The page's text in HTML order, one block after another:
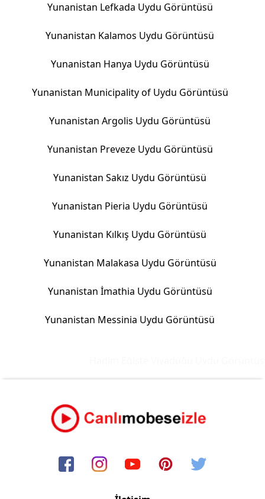
Yunanistan Lefkada Uydu Görüntüsü
Yunanistan Kalamos Uydu Görüntüsü
Yunanistan Hanya Uydu Görüntüsü
Yunanistan Municipality of Uydu Görüntüsü
Yunanistan Argolis Uydu Görüntüsü
Yunanistan Preveze Uydu Görüntüsü
Yunanistan Sakız Uydu Görüntüsü
Yunanistan Pieria Uydu Görüntüsü
Yunanistan Kılkış Uydu Görüntüsü
Yunanistan Malakasa Uydu Görüntüsü
Yunanistan İmathia Uydu Görüntüsü
Yunanistan Messinia Uydu Görüntüsü